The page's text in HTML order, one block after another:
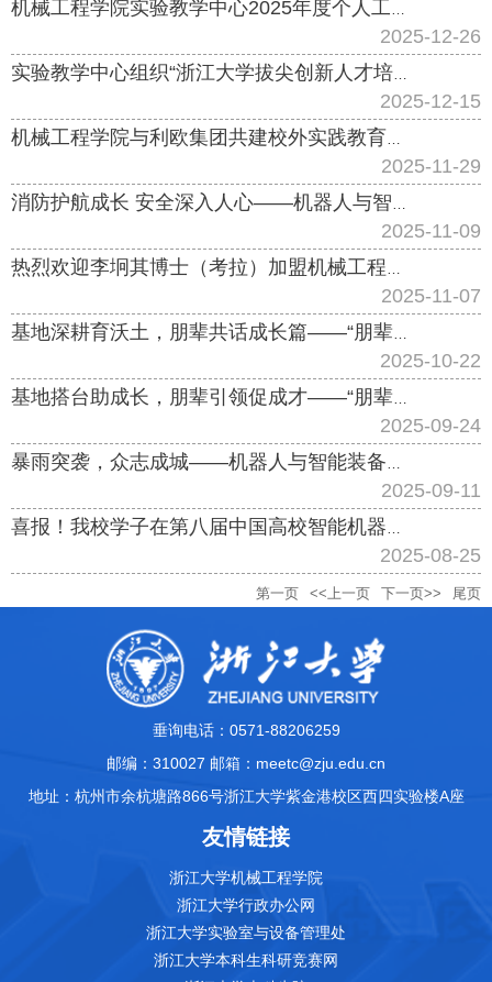
机械工程学院实验教学中心2025年度个人工作总结与考评会召开
2025-12-26
实验教学中心组织“浙江大学拔尖创新人才培养能力提升设备更新项目”设备验收工作
2025-12-15
机械工程学院与利欧集团共建校外实践教育基地签约揭牌仪式举行
2025-11-29
消防护航成长 安全深入人心——机器人与智能装备学生创新实践基地消防月主题活动圆满举行
2025-11-09
热烈欢迎李坰其博士（考拉）加盟机械工程实验教学中心
2025-11-07
基地深耕育沃土，朋辈共话成长篇——“朋辈领航、筑梦前行”第二期分享活动顺利举办
2025-10-22
基地搭台助成长，朋辈引领促成才——“朋辈领航、筑梦前行”首期分享活动成功举办
2025-09-24
暴雨突袭，众志成城——机器人与智能装备学生创新实践基地抗灾自救记
2025-09-11
喜报！我校学子在第八届中国高校智能机器人创意大赛决赛中取得佳绩
2025-08-25
第一页 <<上一页 下一页>> 尾页
垂询电话：0571-88206259
邮编：310027 邮箱：meetc@zju.edu.cn
地址：杭州市余杭塘路866号浙江大学紫金港校区西四实验楼A座
友情链接
浙江大学机械工程学院
浙江大学行政办公网
浙江大学实验室与设备管理处
浙江大学本科生科研竞赛网